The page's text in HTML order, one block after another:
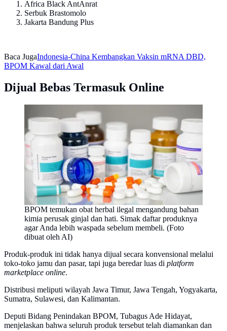
Africa Black AntAnrat
Serbuk Brastomolo
Jakarta Bandung Plus
Baca JugaIndonesia-China Kembangkan Vaksin mRNA DBD,
BPOM Kawal dari Awal
Dijual Bebas Termasuk Online
BPOM temukan obat herbal ilegal mengandung bahan
kimia perusak ginjal dan hati. Simak daftar produknya
agar Anda lebih waspada sebelum membeli. (Foto
dibuat oleh AI)
Produk-produk ini tidak hanya dijual secara konvensional melalui
toko-toko jamu dan pasar, tapi juga beredar luas di platform
marketplace online.
Distribusi meliputi wilayah Jawa Timur, Jawa Tengah, Yogyakarta,
Sumatra, Sulawesi, dan Kalimantan.
Deputi Bidang Penindakan BPOM, Tubagus Ade Hidayat,
menjelaskan bahwa seluruh produk tersebut telah diamankan dan